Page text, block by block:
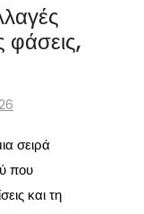
φάσεις,
σειρά
που
και τη